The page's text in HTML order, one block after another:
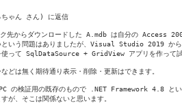
ゃん さん) に返信
先からダウンロードした A.mdb は自分の Access
という問題はありましたが、Visual Studio 2019 か
使って SqlDataSource + GridView アプリを作って試
どは無く期待通り表示・削除・更新はできます。
の検証用の既存のもので .NET Framework 4.8 とい
が、そこは関係ないと思います。